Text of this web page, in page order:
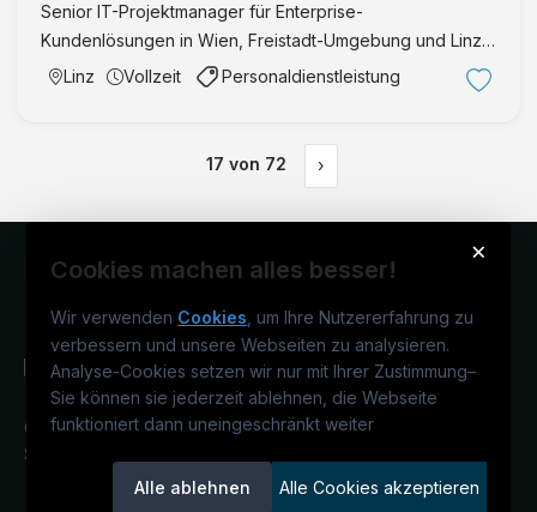
Senior IT-Projektmanager für Enterprise-
Kundenlösungen in Wien, Freistadt-Umgebung und Linz-
Umgebung mit Verantwortung vom Kick-off bis nach dem
Linz Vollzeit Personaldienstleistung
17 von 72 ›
×
Cookies machen alles besser!
Wir verwenden Cookies , um Ihre Nutzererfahrung zu
verbessern und unsere Webseiten zu analysieren.
Analyse-Cookies setzen wir nur mit Ihrer Zustimmung–
Sie können sie jederzeit ablehnen, die Webseite
funktioniert dann uneingeschränkt weiter
Alle ablehnen Alle Cookies akzeptieren
Österreichs IT-Karriereportal.Ein
Service der candidatis GmbH.